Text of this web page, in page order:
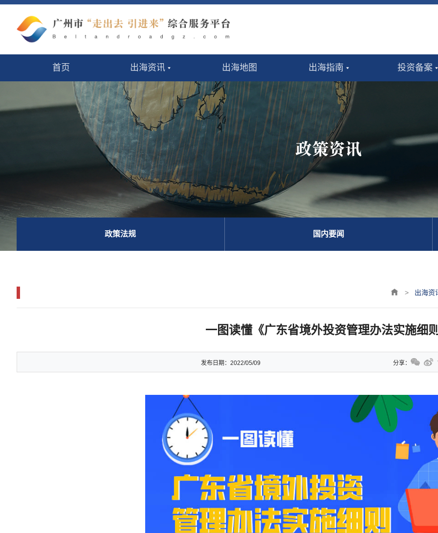
首页 出海资讯 出海地图 出海指南 投资备案
政策资讯
政策法规 国内要闻
> 出海资
一图读懂《广东省境外投资管理办法实施细
发布日期： 2022/05/09 分享：